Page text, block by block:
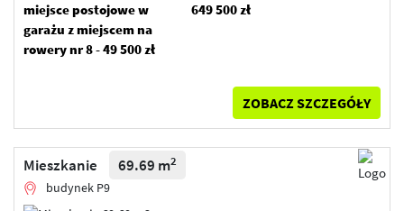
miejsce postojowe w
garażu z miejscem na
rowery nr 8 - 49 500 zł
649 500 zł
ZOBACZ SZCZEGÓŁY
Mieszkanie 69.69 m2
budynek P9